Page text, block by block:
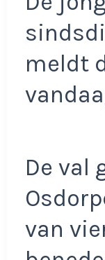
meldt
De val
van